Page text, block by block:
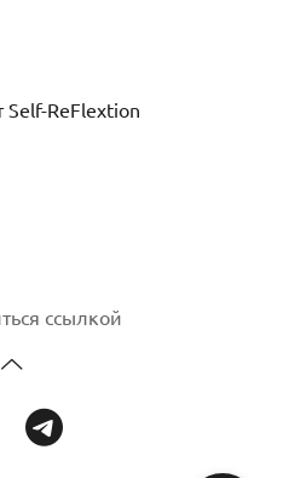
ReFlextion
ссылкой